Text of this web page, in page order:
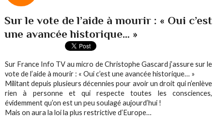
Sur le vote de l’aide à mourir : « Oui c’est
une avancée historique… »
Sur France Info TV au micro de Christophe Gascard j’assure sur le
vote de l’aide à mourir : « Oui c’est une avancée historique… »
Militant depuis plusieurs décennies pour avoir un droit qui n’enlève
rien à personne et qui respecte toutes les consciences,
évidemment qu’on est un peu soulagé aujourd’hui !
Mais on aura la loi la plus restrictive d’Europe…